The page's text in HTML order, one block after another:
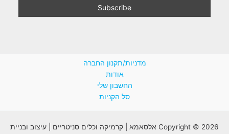
מדניות/תקנון החברה
אודות
החשבון שלי
סל הקניות
Copyright © 2026 אלסאמא | קרמיקה וכלים סניטריים | עיצוב ובניית